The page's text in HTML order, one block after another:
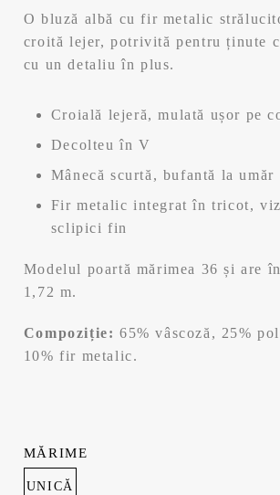
ț
n
ț
i
a
a
ț
c
u
e
n
t
s
O bluză albă cu fir metalic
croită lejer, potrivită pentru ținute
cu un detaliu în plus.
Croială lejeră, mulată ușor pe
Decolteu în V
Mânecă scurtă, bufantă la umăr
Fir metalic integrat în tricot,
sclipici fin
Modelul poartă mărimea 36 și are
1,72 m.
Compoziție: 65% vâscoză, 25%
10% fir metalic.
UNICĂ
MĂRIME